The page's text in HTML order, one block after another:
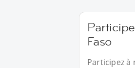
Faso
Participez à